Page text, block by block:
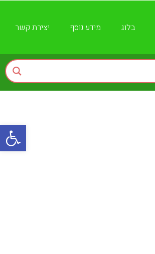
בלוג מידע נוסף יצירת קשר